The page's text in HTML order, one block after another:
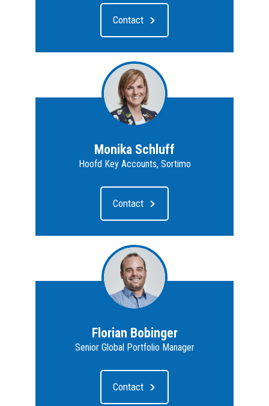
Contact
Monika Schluff
Hoofd Key Accounts, Sortimo
Contact
Florian Bobinger
Senior Global Portfolio Manager
Contact